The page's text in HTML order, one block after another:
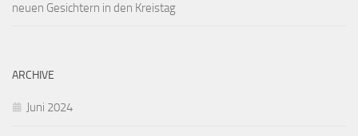
neuen Gesichtern in den Kreistag
ARCHIVE
Juni 2024